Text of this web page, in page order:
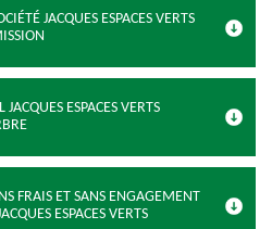
JACQUES ESPACES VERTS
ESPACES VERTS
FRAIS ET SANS ENGAGEMENT
ESPACES VERTS